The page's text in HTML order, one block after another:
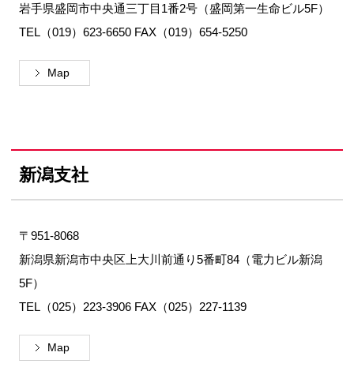
岩手県盛岡市中央通三丁目1番2号（盛岡第一生命ビル5F）
TEL（019）623-6650 FAX（019）654-5250
Map
新潟支社
〒951-8068
新潟県新潟市中央区上大川前通り5番町84（電力ビル新潟
5F）
TEL（025）223-3906 FAX（025）227-1139
Map